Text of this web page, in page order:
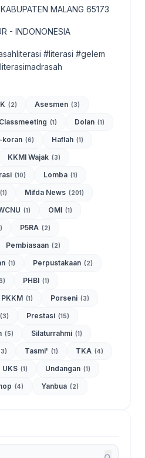
MALANG 65173
- INDONONESIA
#literasi #gelem
(2) Asesmen (3)
Classmeeting (1) Dolan (1)
koran (6) Haflah (1)
KKMI Wajak (3)
(10) Lomba (1)
(1) Mifda News (201)
(1) OMI (1)
P5RA (2)
Pembiasaan (2)
(1) Perpustakaan (2)
PHBI (1)
PKKM (1) Porseni (3)
(3) Prestasi (15)
(5) Silaturrahmi (1)
Tasmi' (1) TKA (4)
UKS (1) Undangan (1)
(4) Yanbua (2)